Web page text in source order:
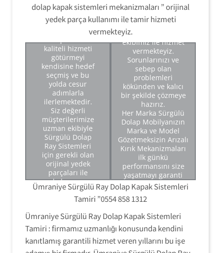
dolap kapak sistemleri mekanizmaları ” orijinal
yedek parça kullanımı ile tamir hizmeti
vermekteyiz.
istanbul Anadolu
yakası servisimiz
ilk günden
kaliteli hizmeti
götürmeyi
kendisine hedef
seçmiş ve bu
yolda cesur
adımlarla
ilerlemektedir.
Siz değerli
müşterilerimize
uzman ekibiyle
Sürgülü Dolap
Ray Sistemleri
için gerekli olan
orijinal yedek
parçaları ile
kulanmış
olduğunuz Arızalı
kırık '' Sürgülü
Mekanizma
Sistemleri Tamiri
'' ilk günkü
performansını
Sürgülü Dolap Ray
Sistemleri Tamiri.
Sürgülü Dolap Ray
Mekanizma Tamiri.
Sürgülü Dolap Ray Kırık
Ray Sistemleri Tamiri.
Sürgülü Dolap Ray
Arızalı Kırık Mekanizma
Sistemleri Değişimi.
Sürgülü Dolap Tamiri
'' konusunda oldukça
üst düzey teknik
ekibimiz ile hizmet
vermekteyiz.
Sorunlarınızı ve
sebep olan
problemleri
kökünden ve kalıcı
bir şekilde çözmeye
hazırız.
Her Marka Sürgülü
Dolap Mobilyanızın
Marka ve Model
Gözetmeksizin Arızalı
Kırık Mekanizmaları
ilk günkü
performansını size
yaşatmayı garanti
eden orijinal yedek
parçalar ile size ilk
günkü gibi tamir edip
Sürgülü Dolap Tamiri
'' servisi olarak
yerinde hizmet
veriyoruz.
Sürgülü Dolap Tamiri.
Sürgülü Dolap Montajı.
Sürgülü Kapak
Mekanizması Tamiri.
Sürgülü Dolap Ray
Sistemleri Tamiri.
Modüler Sürgülü Dolap
Tamir Montajı.
Sürgülü Dolap Kapak
Mekanizma Ayarı.
De Monte Sürgülü Dolap
Tamir Montajı.
Sürgülü Dolap Ray
Mekanizmaları Tamiri.
Ümraniye Sürgülü Ray Dolap Kapak Sistemleri
Tamiri ”0554 858 1312
Ümraniye Sürgülü Ray Dolap Kapak Sistemleri
Tamiri : firmamız uzmanlığı konusunda kendini
kanıtlamış garantili hizmet veren yıllarını bu işe